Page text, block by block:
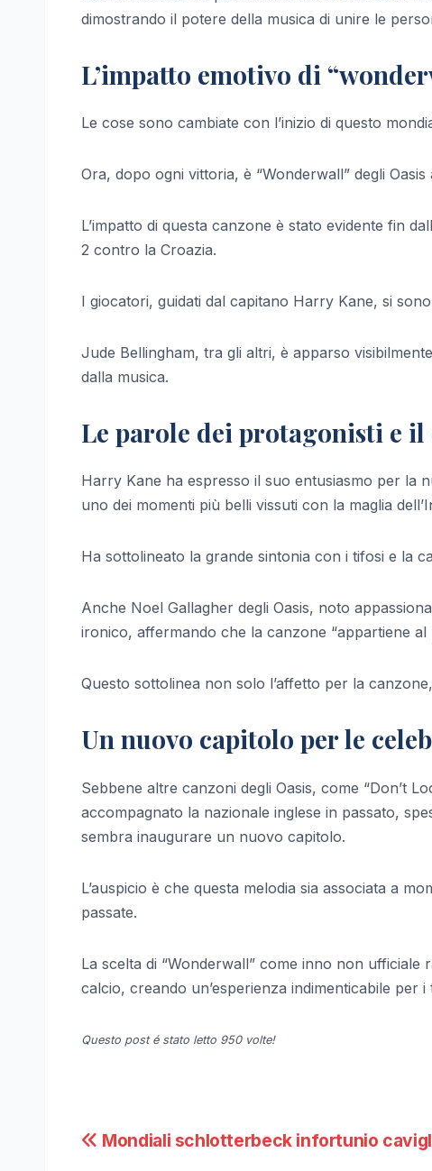
dimostrando il potere della musica di unire le
L’impatto emotivo di
Le cose sono cambiate con l’inizio di questo
Ora, dopo ogni vittoria, è “Wonderwall” degli
L’impatto di questa canzone è stato evidente fin
2 contro la Croazia.
I giocatori, guidati dal capitano Harry Kane, si
Jude Bellingham, tra gli altri, è apparso
dalla musica.
Le parole dei protagonisti e
Harry Kane ha espresso il suo entusiasmo per la
uno dei momenti più belli vissuti con la maglia
Ha sottolineato la grande sintonia con i tifosi e la
Anche Noel Gallagher degli Oasis, noto
ironico, affermando che la canzone “appartiene al
Questo sottolinea non solo l’affetto per la
Un nuovo capitolo per le
Sebbene altre canzoni degli Oasis, come “Don’t
accompagnato la nazionale inglese in passato,
sembra inaugurare un nuovo capitolo.
L’auspicio è che questa melodia sia associata a
passate.
La scelta di “Wonderwall” come inno non
calcio, creando un’esperienza indimenticabile per i
Questo post é stato letto 950 volte!
Navigazione
Mondiali schlotterbeck infortunio